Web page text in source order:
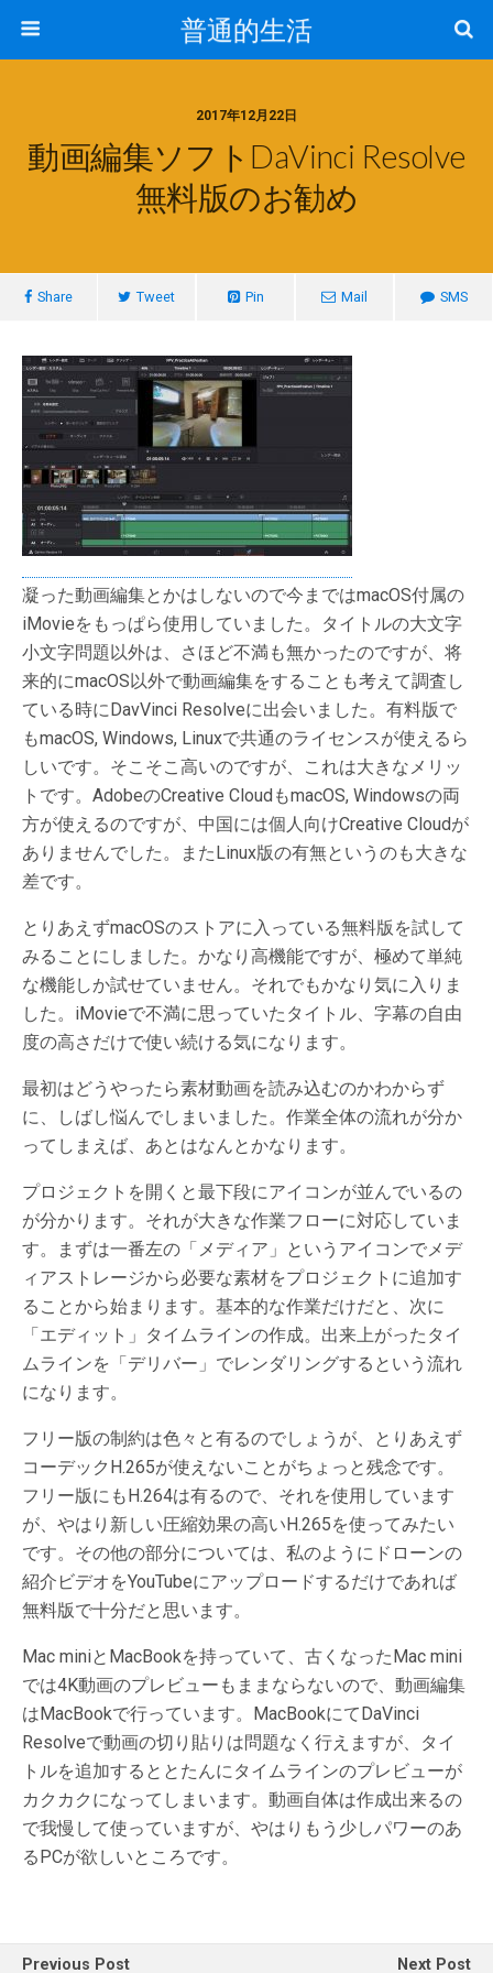
普通的生活
2017年12月22日
動画編集ソフトDaVinci Resolve
無料版のお勧め
Share Tweet Pin Mail SMS
凝った動画編集とかはしないので今まではmacOS付属の
iMovieをもっぱら使用していました。タイトルの大文字
小文字問題以外は、さほど不満も無かったのですが、将
来的にmacOS以外で動画編集をすることも考えて調査し
ている時にDavVinci Resolveに出会いました。有料版で
もmacOS, Windows, Linuxで共通のライセンスが使えるら
しいです。そこそこ高いのですが、これは大きなメリッ
トです。AdobeのCreative CloudもmacOS, Windowsの両
方が使えるのですが、中国には個人向けCreative Cloudが
ありませんでした。またLinux版の有無というのも大きな
差です。
とりあえずmacOSのストアに入っている無料版を試して
みることにしました。かなり高機能ですが、極めて単純
な機能しか試せていません。それでもかなり気に入りま
した。iMovieで不満に思っていたタイトル、字幕の自由
度の高さだけで使い続ける気になります。
最初はどうやったら素材動画を読み込むのかわからず
に、しばし悩んでしまいました。作業全体の流れが分か
ってしまえば、あとはなんとかなります。
プロジェクトを開くと最下段にアイコンが並んでいるの
が分かります。それが大きな作業フローに対応していま
す。まずは一番左の「メディア」というアイコンでメデ
ィアストレージから必要な素材をプロジェクトに追加す
ることから始まります。基本的な作業だけだと、次に
「エディット」タイムラインの作成。出来上がったタイ
ムラインを「デリバー」でレンダリングするという流れ
になります。
フリー版の制約は色々と有るのでしょうが、とりあえず
コーデックH.265が使えないことがちょっと残念です。
フリー版にもH.264は有るので、それを使用しています
が、やはり新しい圧縮効果の高いH.265を使ってみたい
です。その他の部分については、私のようにドローンの
紹介ビデオをYouTubeにアップロードするだけであれば
無料版で十分だと思います。
Mac miniとMacBookを持っていて、古くなったMac mini
では4K動画のプレビューもままならないので、動画編集
はMacBookで行っています。MacBookにてDaVinci
Resolveで動画の切り貼りは問題なく行えますが、タイ
トルを追加するととたんにタイムラインのプレビューが
カクカクになってしまいます。動画自体は作成出来るの
で我慢して使っていますが、やはりもう少しパワーのあ
るPCが欲しいところです。
Previous Post Next Post